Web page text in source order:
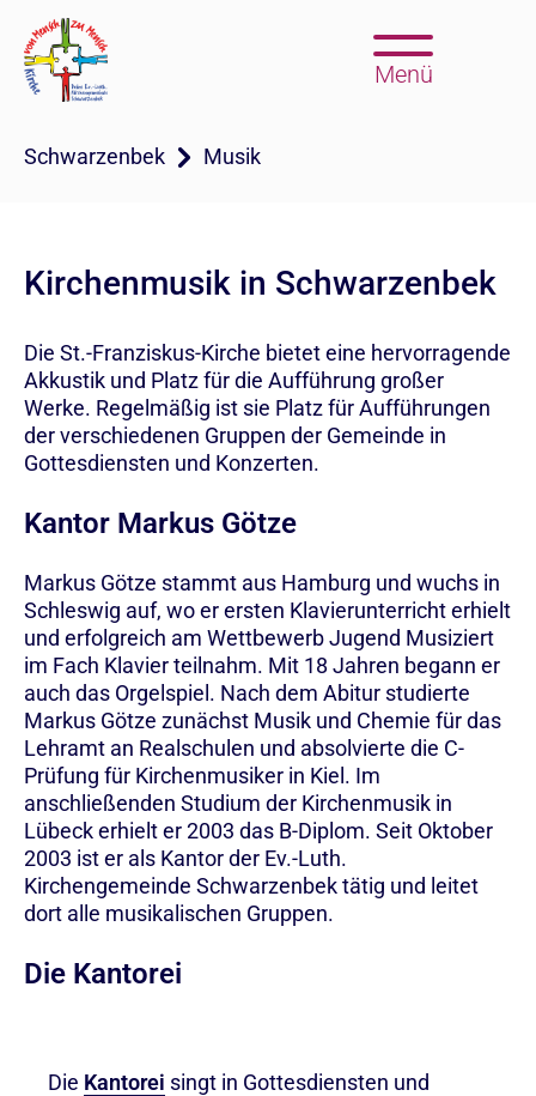
Menü
Schwarzenbek Musik
Kirchenmusik in Schwarzenbek
Die St.-Franziskus-Kirche bietet eine hervorragende
Akkustik und Platz für die Aufführung großer
Werke. Regelmäßig ist sie Platz für Aufführungen
der verschiedenen Gruppen der Gemeinde in
Gottesdiensten und Konzerten.
Kantor Markus Götze
Markus Götze stammt aus Hamburg und wuchs in
Schleswig auf, wo er ersten Klavierunterricht erhielt
und erfolgreich am Wettbewerb Jugend Musiziert
im Fach Klavier teilnahm. Mit 18 Jahren begann er
auch das Orgelspiel. Nach dem Abitur studierte
Markus Götze zunächst Musik und Chemie für das
Lehramt an Realschulen und absolvierte die C-
Prüfung für Kirchenmusiker in Kiel. Im
anschließenden Studium der Kirchenmusik in
Lübeck erhielt er 2003 das B-Diplom. Seit Oktober
2003 ist er als Kantor der Ev.-Luth.
Kirchengemeinde Schwarzenbek tätig und leitet
dort alle musikalischen Gruppen.
Die Kantorei
Die Kantorei singt in Gottesdiensten und